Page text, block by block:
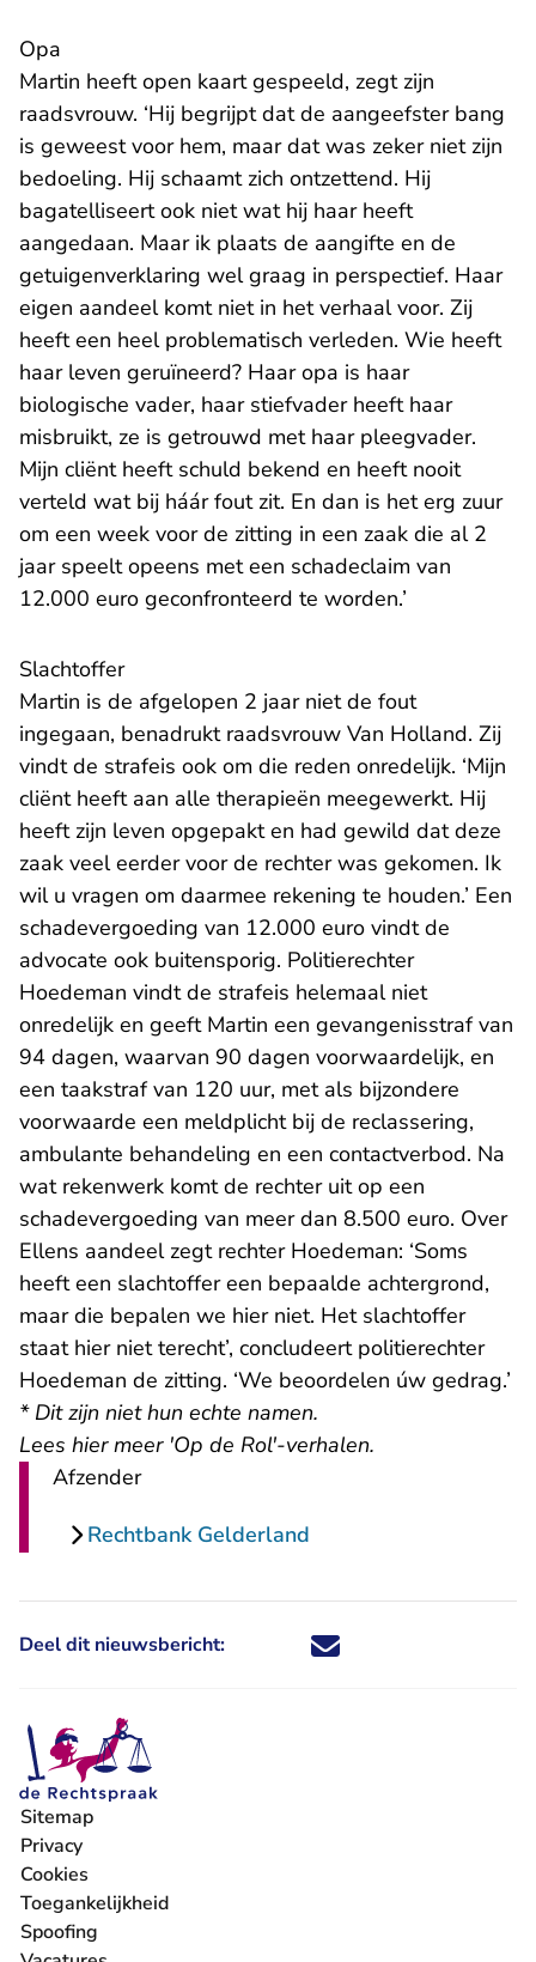
Opa
Martin heeft open kaart gespeeld, zegt zijn
raadsvrouw. ‘Hij begrijpt dat de aangeefster bang
is geweest voor hem, maar dat was zeker niet zijn
bedoeling. Hij schaamt zich ontzettend. Hij
bagatelliseert ook niet wat hij haar heeft
aangedaan. Maar ik plaats de aangifte en de
getuigenverklaring wel graag in perspectief. Haar
eigen aandeel komt niet in het verhaal voor. Zij
heeft een heel problematisch verleden. Wie heeft
haar leven geruïneerd? Haar opa is haar
biologische vader, haar stiefvader heeft haar
misbruikt, ze is getrouwd met haar pleegvader.
Mijn cliënt heeft schuld bekend en heeft nooit
verteld wat bij háár fout zit. En dan is het erg zuur
om een week voor de zitting in een zaak die al 2
jaar speelt opeens met een schadeclaim van
12.000 euro geconfronteerd te worden.’
Slachtoffer
Martin is de afgelopen 2 jaar niet de fout
ingegaan, benadrukt raadsvrouw Van Holland. Zij
vindt de strafeis ook om die reden onredelijk. ‘Mijn
cliënt heeft aan alle therapieën meegewerkt. Hij
heeft zijn leven opgepakt en had gewild dat deze
zaak veel eerder voor de rechter was gekomen. Ik
wil u vragen om daarmee rekening te houden.’ Een
schadevergoeding van 12.000 euro vindt de
advocate ook buitensporig. Politierechter
Hoedeman vindt de strafeis helemaal niet
onredelijk en geeft Martin een gevangenisstraf van
94 dagen, waarvan 90 dagen voorwaardelijk, en
een taakstraf van 120 uur, met als bijzondere
voorwaarde een meldplicht bij de reclassering,
ambulante behandeling en een contactverbod. Na
wat rekenwerk komt de rechter uit op een
schadevergoeding van meer dan 8.500 euro. Over
Ellens aandeel zegt rechter Hoedeman: ‘Soms
heeft een slachtoffer een bepaalde achtergrond,
maar die bepalen we hier niet. Het slachtoffer
staat hier niet terecht’, concludeert politierechter
Hoedeman de zitting. ‘We beoordelen úw gedrag.’
* Dit zijn niet hun echte namen.
Lees hier meer 'Op de Rol'-verhalen.
Afzender
Rechtbank Gelderland
Deel dit nieuwsbericht: Deel dit nieuwsbericht via X -
Deel dit nieuwsbericht via
Deel dit nieuwsbericht
Deel dit
Sitemap
Privacy
Cookies
Toegankelijkheid
Spoofing